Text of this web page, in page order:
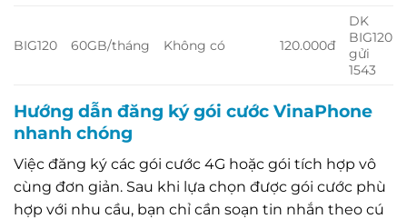
BIG120 60GB/tháng Không có 120.000đ
DK
BIG120
gửi
1543
Hướng dẫn đăng ký gói cước VinaPhone
nhanh chóng
Việc đăng ký các gói cước 4G hoặc gói tích hợp vô
cùng đơn giản. Sau khi lựa chọn được gói cước phù
hợp với nhu cầu, bạn chỉ cần soạn tin nhắn theo cú